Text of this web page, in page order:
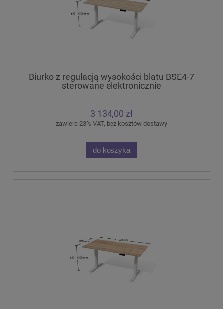
Biurko z regulacją wysokości blatu BSE4-7
sterowane elektronicznie
3 134,00 zł
zawiera 23% VAT, bez kosztów dostawy
do koszyka